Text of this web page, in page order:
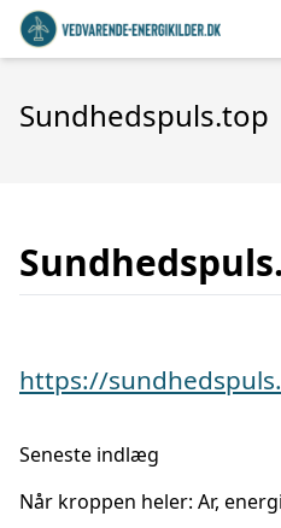
Sundhedspuls.top
https://
Seneste indlæg
Når kroppen heler: Ar,